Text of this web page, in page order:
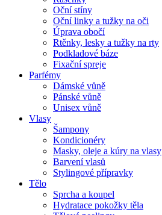
Oční stíny
Oční linky a tužky na oči
Úprava obočí
Rtěnky, lesky a tužky na rty
Podkladové báze
Fixační spreje
Parfémy
Dámské vůně
Pánské vůně
Unisex vůně
Vlasy
Šampony
Kondicionéry
Masky, oleje a kúry na vlasy
Barvení vlasů
Stylingové přípravky
Tělo
Sprcha a koupel
Hydratace pokožky těla